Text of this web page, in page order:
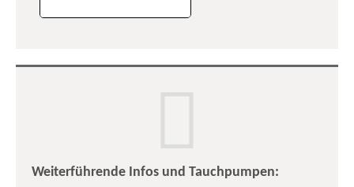
Weiterführende Infos und Tauchpumpen: